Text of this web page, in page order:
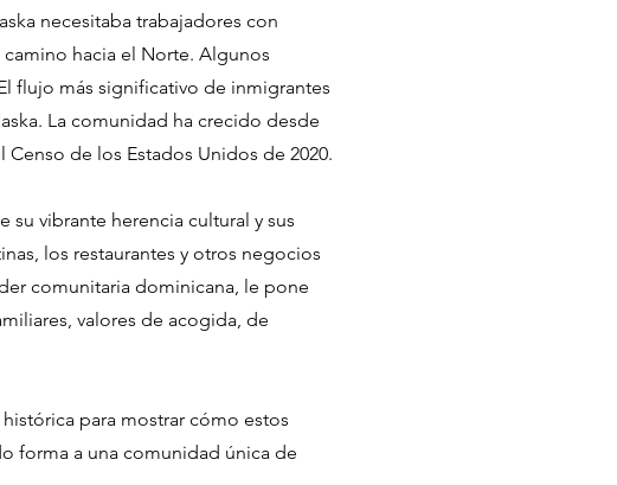
necesitaba trabajadores con
hacia el Norte. Algunos
flujo más significativo de inmigrantes
La comunidad ha crecido desde
de los Estados Unidos de 2020.
su vibrante herencia cultural y sus
los restaurantes y otros negocios
comunitaria dominicana, le pone
valores de acogida, de
para mostrar cómo estos
forma a una comunidad única de